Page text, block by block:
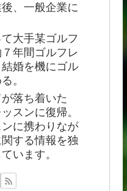
、一般企業に
大手某ゴルフ
年間ゴルフレ
婚を機にゴル
。
落ち着いた
スンに復帰。
に携わりなが
する情報を独
います。